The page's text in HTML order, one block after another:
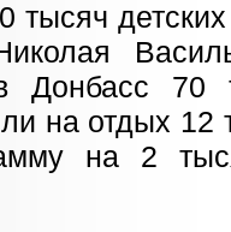
тысяч
Донбасс
на отдых 12
на 2